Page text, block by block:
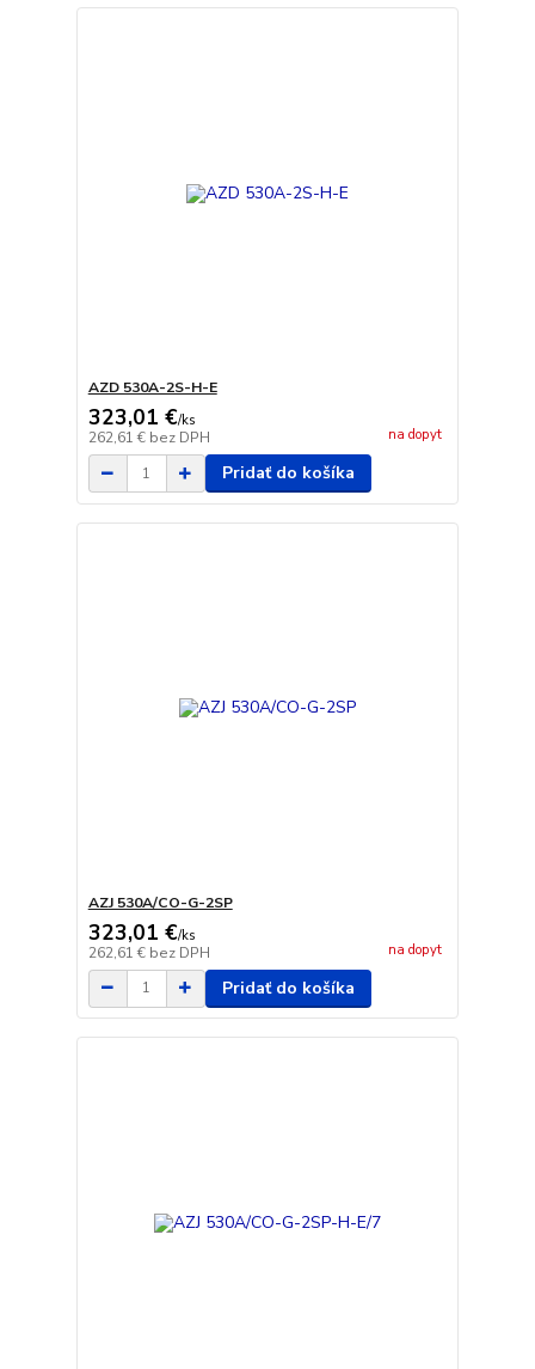
AZD 530A-2S-H-E
323,01 €/ks
262,61 € bez DPH na dopyt
Pridať do košíka
AZJ 530A/CO-G-2SP
323,01 €/ks
262,61 € bez DPH na dopyt
Pridať do košíka